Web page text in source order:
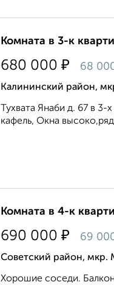
Комната в 3-к
680 000 ₽ 68
Калининский район,
Тухвата Янаби д. 67 в
кафель, Окна
Комната в 4-к
690 000 ₽ 69
Советский район,
Хорошие соседи.